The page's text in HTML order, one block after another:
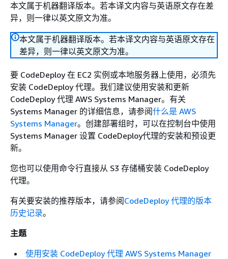
本文属于机器翻译版本。若本译文内容与英语原文存在差
异，则一律以英文原文为准。
本文属于机器翻译版本。若本译文内容与英语原文存在
差异，则一律以英文原文为准。
要 CodeDeploy 在 EC2 实例或本地服务器上使用，必须先
安装 CodeDeploy 代理。我们建议使用安装和更新
CodeDeploy 代理 AWS Systems Manager。有关
Systems Manager 的详细信息，请参阅什么是 AWS
Systems Manager。创建部署组时，可以在控制台中使用
Systems Manager 设置 CodeDeploy代理的安装和预设更
新。
您也可以使用命令行直接从 S3 存储桶安装 CodeDeploy
代理。
有关要安装的推荐版本，请参阅CodeDeploy 代理的版本
历史记录。
主题
使用安装 CodeDeploy 代理 AWS Systems Manager